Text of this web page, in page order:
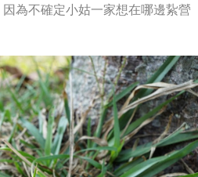
因為不確定小姑一家想在哪邊紥營